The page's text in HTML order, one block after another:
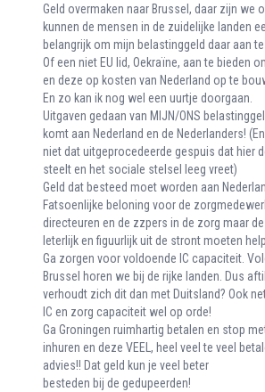
Geld overmaken naar Brussel, daar zijn we
kunnen de mensen in de zuidelijke landen
belangrijk om mijn belastinggeld daar aan
Of een niet EU lid, Oekraïne, aan te bieden
en deze op kosten van Nederland op te
En zo kan ik nog wel een uurtje doorgaan.
Uitgaven gedaan van MIJN/ONS
komt aan Nederland en de Nederlanders!
niet dat uitgeprocedeerde gespuis dat hier
steelt en het sociale stelsel leeg vreet)
Geld dat besteed moet worden aan
Fatsoenlijke beloning voor de
directeuren en de zzpers in de zorg maar
leterlijk en figuurlijk uit de stront moeten
Ga zorgen voor voldoende IC capaciteit.
Brussel horen we bij de rijke landen. Dus
verhoudt zich dit dan met Duitsland? Ook
IC en zorg capaciteit wel op orde!
Ga Groningen ruimhartig betalen en stop
inhuren en deze VEEL, heel veel te veel
advies!! Dat geld kun je veel beter
besteden bij de gedupeerden!